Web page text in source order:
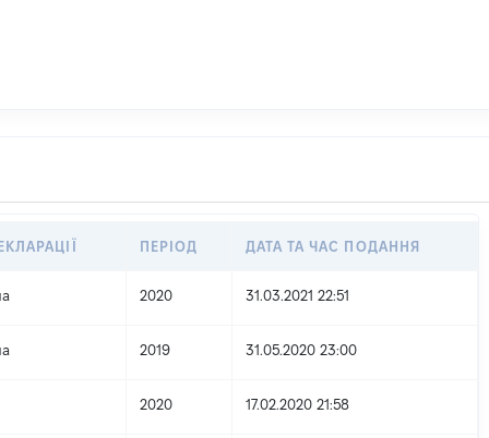
ПЕРІОД ДАТА ТА ЧАС ПОДАННЯ
2020 31.03.2021 22:51
2019 31.05.2020 23:00
2020 17.02.2020 21:58